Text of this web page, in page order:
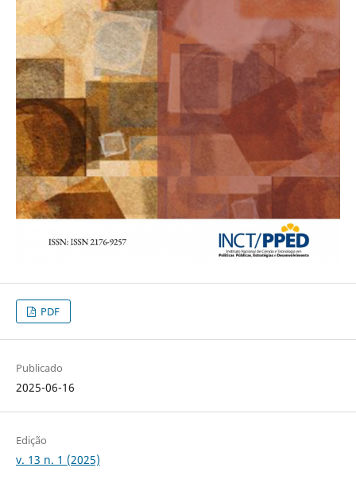
PDF
Publicado
2025-06-16
Edição
v. 13 n. 1 (2025)